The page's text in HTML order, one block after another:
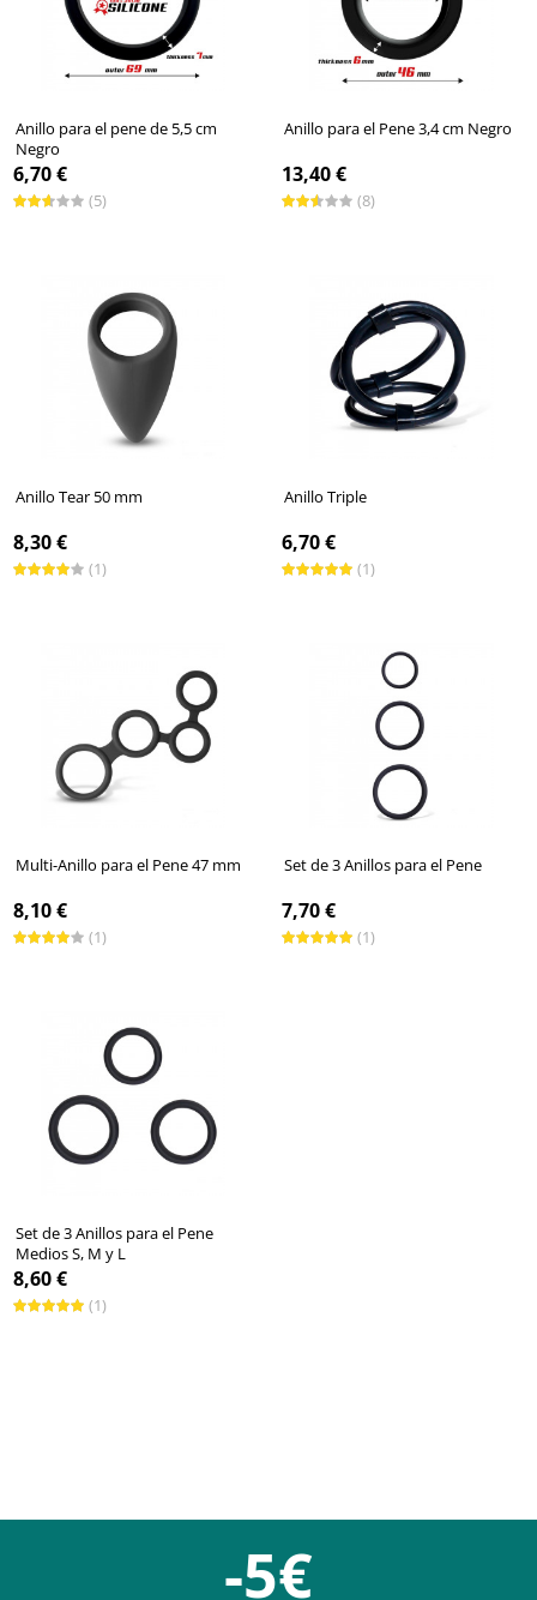
Anillo para el pene de 5,5 cm
Negro
6,70 €
(5)
Anillo para el Pene 3,4 cm Negro
13,40 €
(8)
Anillo Tear 50 mm
8,30 €
(1)
Anillo Triple
6,70 €
(1)
Multi-Anillo para el Pene 47 mm
8,10 €
(1)
Set de 3 Anillos para el Pene
7,70 €
(1)
Set de 3 Anillos para el Pene
Medios S, M y L
8,60 €
(1)
-5€